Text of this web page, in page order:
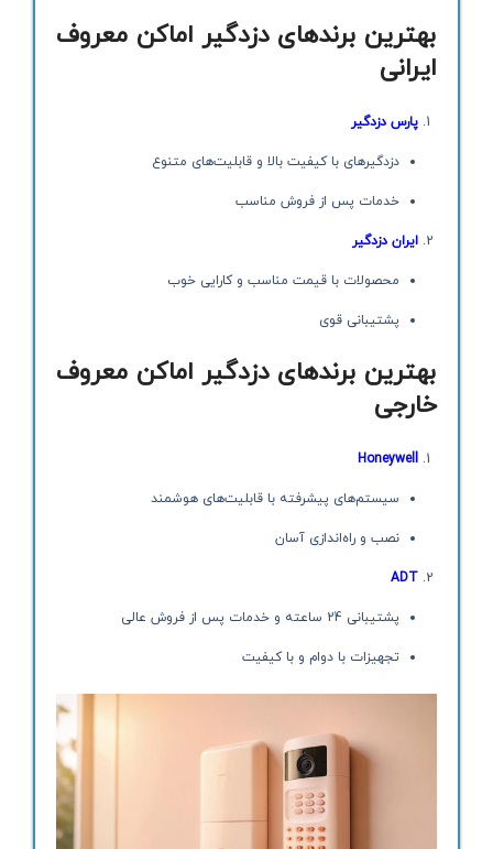
بهترین برندهای دزدگیر اماکن معروف
ایرانی
پارس دزدگیر
دزدگیرهای با کیفیت بالا و قابلیت‌های متنوع
خدمات پس از فروش مناسب
ایران دزدگیر
محصولات با قیمت مناسب و کارایی خوب
پشتیبانی قوی
بهترین برندهای دزدگیر اماکن معروف
خارجی
Honeywell
سیستم‌های پیشرفته با قابلیت‌های هوشمند
نصب و راه‌اندازی آسان
ADT
پشتیبانی 24 ساعته و خدمات پس از فروش عالی
تجهیزات با دوام و با کیفیت